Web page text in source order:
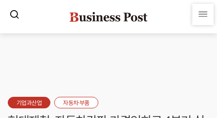
기업과산업 자동차·부품